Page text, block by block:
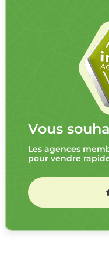
Vous
Les agences
pour vendre